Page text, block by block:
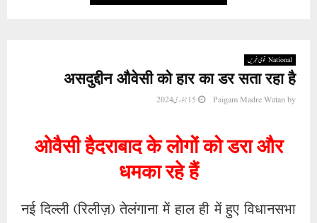
National قومی خبریں
असदुद्दीन औवेसी को हार का डर सता रहा है
by
Paigam Madre Watan 15 جنوری 2024
ओवैसी हैदराबाद के लोगों को डरा और
धमका रहे हैं
नई दिल्ली (रिलीज़) तेलंगाना में हाल ही में हुए विधानसभा